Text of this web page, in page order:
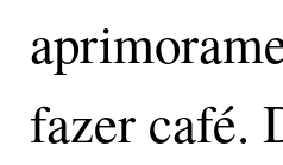
fazer café.